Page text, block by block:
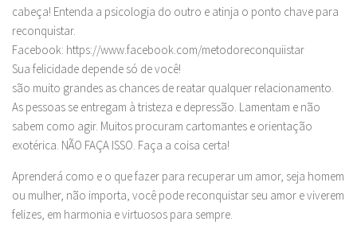
cabeça! Entenda a psicologia do outro e atinja o ponto chave para
reconquistar.
Facebook: https://www.facebook.com/metodoreconquiistar
Sua felicidade depende só de você!
são muito grandes as chances de reatar qualquer relacionamento.
As pessoas se entregam à tristeza e depressão. Lamentam e não
sabem como agir. Muitos procuram cartomantes e orientação
exotérica. NÃO FAÇA ISSO. Faça a coisa certa!
Aprenderá como e o que fazer para recuperar um amor, seja homem
ou mulher, não importa, você pode reconquistar seu amor e viverem
felizes, em harmonia e virtuosos para sempre.